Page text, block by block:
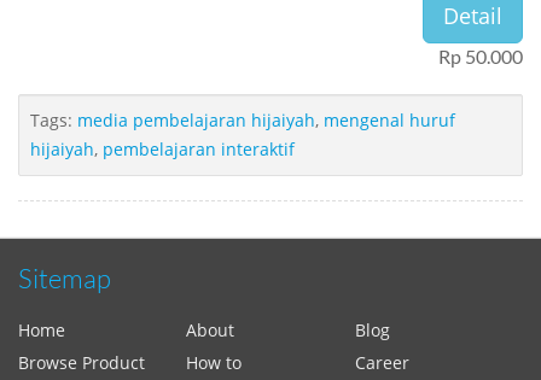
Detail
Rp 50.000
Tags: media pembelajaran hijaiyah, mengenal huruf
hijaiyah, pembelajaran interaktif
Sitemap
Home About
Blog
Browse Product
How to
Career